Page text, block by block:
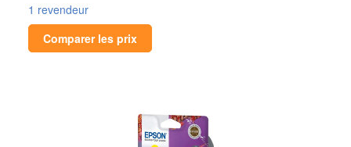
1 revendeur
Comparer les prix